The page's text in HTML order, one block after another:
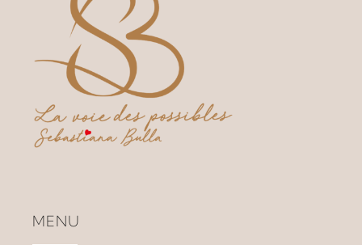
MENU